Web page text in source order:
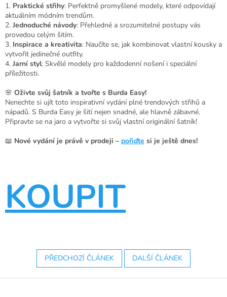
1. Praktické střihy: Perfektně promyšlené modely, které odpovídají
aktuálním módním trendům.
2. Jednoduché návody: Přehledné a srozumitelné postupy vás
provedou celým šitím.
3. Inspirace a kreativita: Naučíte se, jak kombinovat vlastní kousky a
vytvořit jedinečné outfity.
4. Jarní styl: Skvělé modely pro každodenní nošení i speciální
příležitosti.
🌸 Oživte svůj šatník a tvořte s Burda Easy!
Nenechte si ujít toto inspirativní vydání plné trendových střihů a
nápadů. S Burda Easy je šití nejen snadné, ale hlavně zábavné.
Připravte se na jaro a vytvořte si svůj vlastní originální šatník!
📖 Nové vydání je právě v prodeji – pořiďte si je ještě dnes!
KOUPIT
PŘEDCHOZÍ ČLÁNEK DALŠÍ ČLÁNEK
Z